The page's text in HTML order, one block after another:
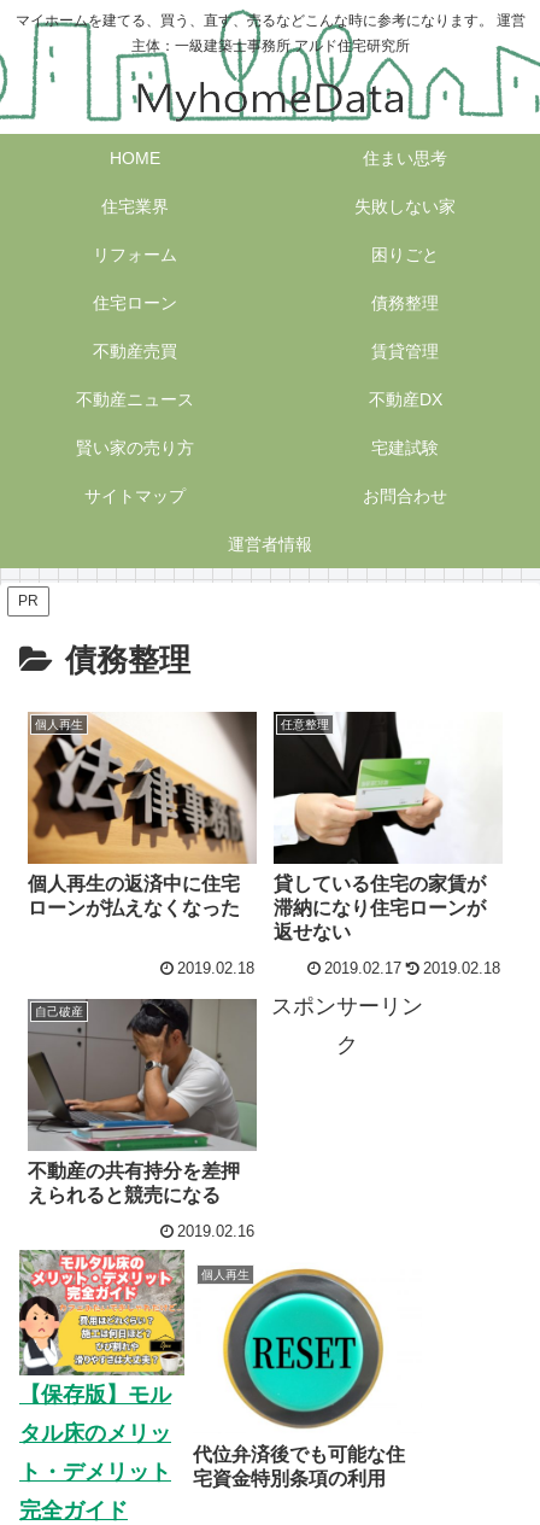
マイホームを建てる、買う、直す、売るなどこんな時に参考になります。 運営
主体：一級建築士事務所 アルド住宅研究所
HOME 住まい思考
住宅業界 失敗しない家
リフォーム 困りごと
住宅ローン 債務整理
不動産売買 賃貸管理
不動産ニュース 不動産DX
賢い家の売り方 宅建試験
サイトマップ お問合わせ
運営者情報
PR
債務整理
個人再生
個人再生の返済中に住宅
ローンが払えなくなった
2019.02.18
任意整理
貸している住宅の家賃が
滞納になり住宅ローンが
返せない
2019.02.17 2019.02.18
自己破産
不動産の共有持分を差押
えられると競売になる
2019.02.16
スポンサーリン
ク
【保存版】モル
タル床のメリッ
ト・デメリット
完全ガイド
個人再生
代位弁済後でも可能な住
宅資金特別条項の利用